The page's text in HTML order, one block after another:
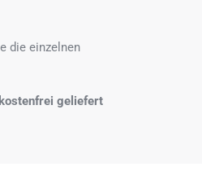
die einzelnen
geliefert